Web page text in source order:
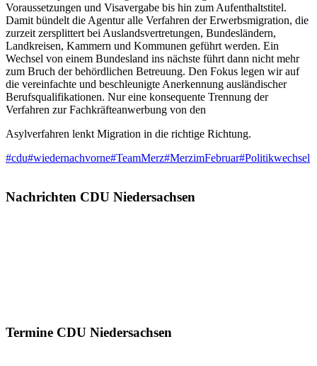
Voraussetzungen und Visavergabe bis hin zum Aufenthaltstitel.
Damit bündelt die Agentur alle Verfahren der Erwerbsmigration, die
zurzeit zersplittert bei Auslandsvertretungen, Bundesländern,
Landkreisen, Kammern und Kommunen geführt werden. Ein
Wechsel von einem Bundesland ins nächste führt dann nicht mehr
zum Bruch der behördlichen Betreuung. Den Fokus legen wir auf
die vereinfachte und beschleunigte Anerkennung ausländischer
Berufsqualifikationen. Nur eine konsequente Trennung der
Verfahren zur Fachkräfteanwerbung von den
Asylverfahren lenkt Migration in die richtige Richtung.
#cdu#wiedernachvorne#TeamMerz#MerzimFebruar#Politikwechsel
Nachrichten CDU Niedersachsen
Termine CDU Niedersachsen